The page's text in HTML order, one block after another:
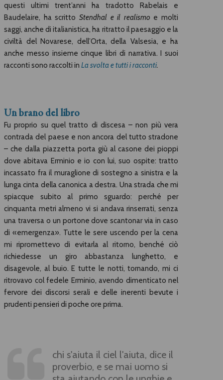
questi ultimi trent’anni ha tradotto Rabelais e
Baudelaire, ha scritto Stendhal e il realismo e molti
saggi, anche di italianistica, ha ritratto il paesaggio e la
civiltà del Novarese, dell’Orta, della Valsesia, e ha
anche messo insieme cinque libri di narrativa. I suoi
racconti sono raccolti in La svolta e tutti i racconti.
Un brano del libro
Fu proprio su quel tratto di discesa – non più vera
contrada del paese e non ancora del tutto stradone
– che dalla piazzetta porta giù al casone dei pioppi
dove abitava Erminio e io con lui, suo ospite: tratto
incassato fra il muraglione di sostegno a sinistra e la
lunga cinta della canonica a destra. Una strada che mi
spiacque subito al primo sguardo: perché per
cinquanta metri almeno vi si andava rinserrati, senza
una traversa o un portone dove scantonar via in caso
di «emergenza». Tutte le sere uscendo per la cena
mi ripromettevo di evitarla al ritorno, benché ciò
richiedesse un giro abbastanza lunghetto, e
disagevole, al buio. E tutte le notti, tornando, mi ci
ritrovavo col fedele Erminio, avendo dimenticato nel
fervore dei discorsi serali e delle inerenti bevute i
prudenti pensieri di poche ore prima.
chi s'aiuta il ciel l'aiuta, dice il
proverbio, e se mai uomo si